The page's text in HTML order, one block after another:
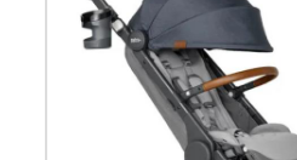
Wandelwagen
Ergobaby
Metro+